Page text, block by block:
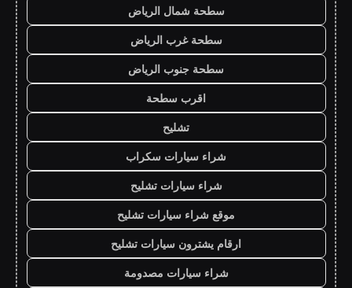
سطحة شمال الرياض
سطحة غرب الرياض
سطحة جنوب الرياض
اقرب سطحة
تشليح
شراء سيارات سكراب
شراء سيارات تشليح
موقع شراء سيارات تشليح
ارقام يشترون سيارات تشليح
شراء سيارات مصدومة